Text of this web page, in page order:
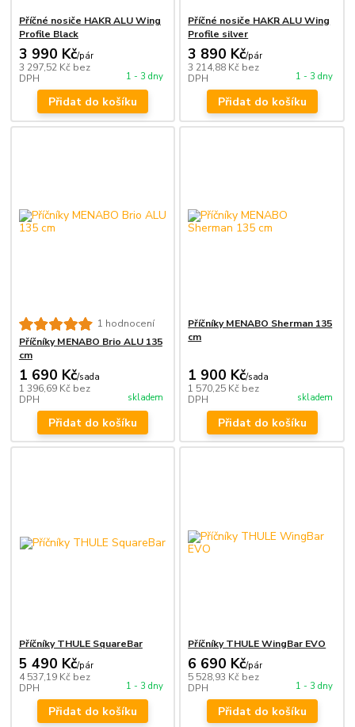
Příčné nosiče HAKR ALU Wing
Profile Black
3 990 Kč/pár
3 297,52 Kč bez
DPH
1 - 3 dny
Přidat do košíku
Příčné nosiče HAKR ALU Wing
Profile silver
3 890 Kč/pár
3 214,88 Kč bez
DPH
1 - 3 dny
Přidat do košíku
1 hodnocení
Příčníky MENABO Brio ALU 135
cm
1 690 Kč/sada
1 396,69 Kč bez
DPH
skladem
Přidat do košíku
Příčníky MENABO Sherman 135
cm
1 900 Kč/sada
1 570,25 Kč bez
DPH
skladem
Přidat do košíku
Příčníky THULE SquareBar
5 490 Kč/pár
4 537,19 Kč bez
DPH
1 - 3 dny
Přidat do košíku
Příčníky THULE WingBar EVO
6 690 Kč/pár
5 528,93 Kč bez
DPH
1 - 3 dny
Přidat do košíku